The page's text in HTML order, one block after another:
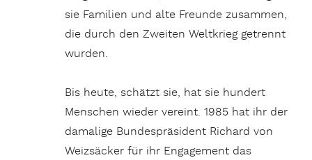
sie Familien und alte Freunde zusammen,
die durch den Zweiten Weltkrieg getrennt
wurden.
Bis heute, schätzt sie, hat sie hundert
Menschen wieder vereint. 1985 hat ihr der
damalige Bundespräsident Richard von
Weizsäcker für ihr Engagement das